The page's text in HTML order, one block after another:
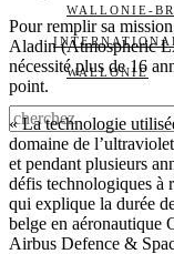
WALLONIE-
WALLONIE
Pour remplir sa
Aladin (Atmospheric
nécessité plus de 16
point.
« La technologie
domaine de
et pendant plusieurs
défis technologiques à
qui explique la durée
belge en aéronautique
Airbus Defence &